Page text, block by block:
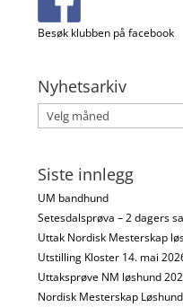
Besøk klubben på facebook
Nyhetsarkiv
Nyhetsarkiv
Siste innlegg
UM bandhund
Setesdalsprøva – 2 dagers
Uttak Nordisk Mesterskap
Utstilling Kloster 14. mai
Uttaksprøve NM løshund
Nordisk Mesterskap